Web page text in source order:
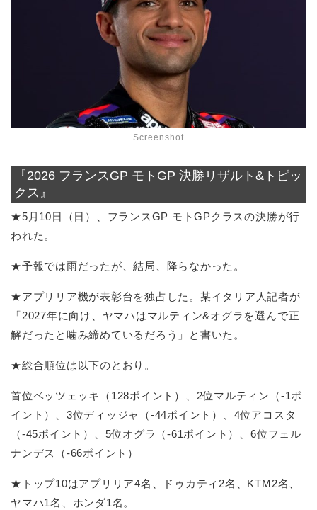
Screenshot
『2026 フランスGP モトGP 決勝リザルト&トピッ
クス』
★5月10日（日）、フランスGP モトGPクラスの決勝が行
われた。
★予報では雨だったが、結局、降らなかった。
★アプリリア機が表彰台を独占した。某イタリア人記者が
「2027年に向け、ヤマハはマルティン&オグラを選んで正
解だったと噛み締めているだろう」と書いた。
★総合順位は以下のとおり。
首位ベッツェッキ（128ポイント）、2位マルティン（-1ポ
イント）、3位ディッジャ（-44ポイント）、4位アコスタ
（-45ポイント）、5位オグラ（-61ポイント）、6位フェル
ナンデス（-66ポイント）
★トップ10はアプリリア4名、ドゥカティ2名、KTM2名、
ヤマハ1名、ホンダ1名。